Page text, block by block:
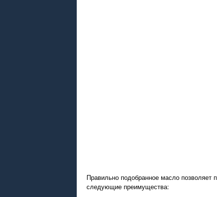
Правильно подобранное масло позволяет
следующие преимущества: